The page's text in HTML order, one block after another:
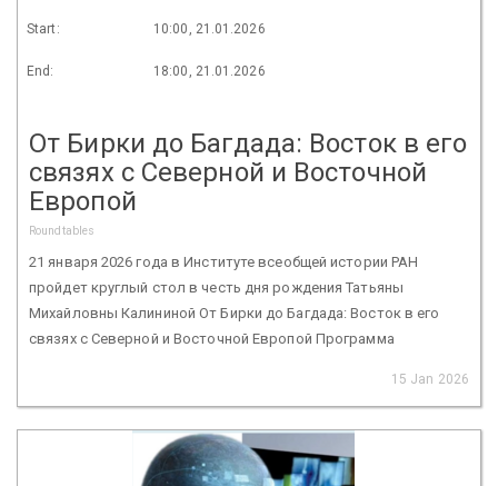
Start: 10:00, 21.01.2026
End: 18:00, 21.01.2026
От Бирки до Багдада: Восток в его
связях с Северной и Восточной
Европой
Roundtables
21 января 2026 года в Институте всеобщей истории РАН
пройдет круглый стол в честь дня рождения Татьяны
Михайловны Калининой От Бирки до Багдада: Восток в его
связях с Северной и Восточной Европой Программа
15 Jan 2026